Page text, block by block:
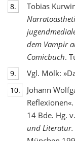
8.
Tobias
jugend
dem Vampir
Comicbuch.
9. Vgl. Mölk:
10.
Johann
14 Bde. Hg.
und Literatur.